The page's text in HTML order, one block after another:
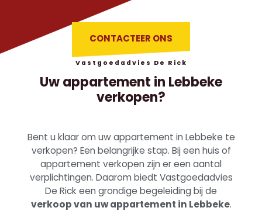
succesverhaal.
CONTACTEER ONS
Vastgoedadvies De Rick
Uw appartement in Lebbeke
verkopen?
Bent u klaar om uw appartement in Lebbeke te
verkopen? Een belangrijke stap. Bij een huis of
appartement verkopen zijn er een aantal
verplichtingen. Daarom biedt Vastgoedadvies
De Rick een grondige begeleiding bij de
verkoop van uw appartement in Lebbeke.